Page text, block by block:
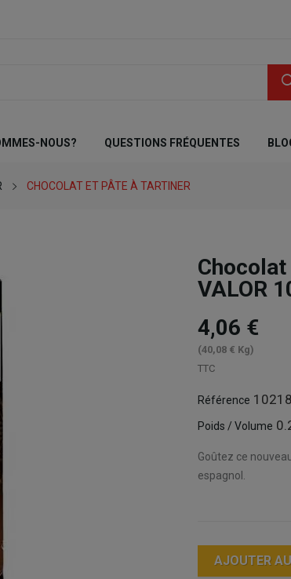
NOUS? QUESTIONS FRÉQUENTES
CHOCOLAT ET PÂTE À TARTINER
VALOR
4,06 €
(40,08 € Kg)
TTC
Référence 10218
Poids / Volume
Goûtez ce
espagnol.
AJOUTER